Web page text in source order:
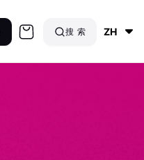
搜索 ZH